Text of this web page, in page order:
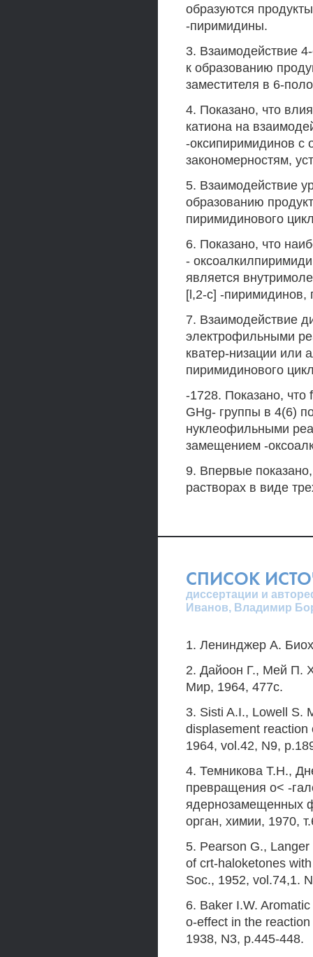
образуются
-пиримидины.
3. Взаимодействие
к образованию
заместителя в 6-
4. Показано, что
катиона на
-оксипиримидинов с
закономерностям,
5. Взаимодействие
образованию
пиримидинового
6. Показано, что
-
является
[l,2-c] -
7. Взаимодействие
электрофильными
кватер-низации или
пиримидинового
-1728. Показано,
GHg- группы в 4(6)
нуклеофильными
замещением -
9. Впервые
растворах в виде
СПИСОК
диссертации и
Иванов, Владимир
1. Ленинджер А.
2. Дайоон Г., Мей П.
Мир, 1964, 477с.
3. Sisti A.I., Lowell S.
displasement
1964, vol.42, N9,
4. Темникова Т.Н.,
превращения о< -
ядернозамещенных
орган, химии, 1970,
5. Pearson G.,
of crt-haloketones
Soc., 1952, vol.74,1.
6. Baker I.W.
o-effect in the
1938, N3, p.445-448.